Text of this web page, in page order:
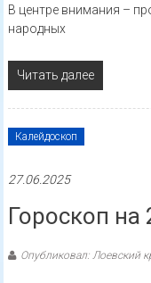
В центре внимания –
народных
Читать далее
Калейдоскоп
27.06.2025
Гороскоп на
Опубликовал: Лоевский